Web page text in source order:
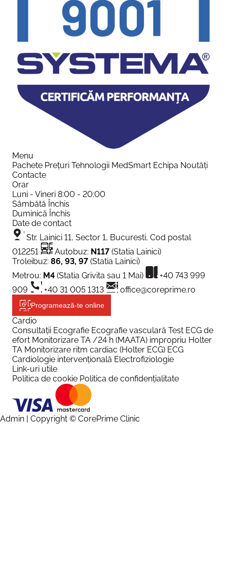
Menu
Pachete Prețuri Tehnologii MedSmart Echipa Noutăți
Contacte
Orar
Luni - Vineri 8:00 - 20:00
Sâmbătă Închis
Duminică Închis
Date de contact
Str. Lainici 11, Sector 1, Bucuresti, Cod postal
012251
Autobuz: N117 (Statia Lainici)
Troleibuz: 86, 93, 97 (Statia Lainici)
Metrou: M4 (Statia Grivita sau 1 Mai)
+40 743 999
909
+40 31 005 1313 office@coreprime.ro
Programează-te online
Cardio
Consultații Ecografie Ecografie vasculară Test ECG de
efort Monitorizare TA /24 h (MAATA) impropriu Holter
TA Monitorizare ritm cardiac (Holter ECG) ECG
Cardiologie intervențională Electrofiziologie
Link-uri utile
Politica de cookie Politica de confidențialitate
Admin | Copyright © CorePrime Clinic